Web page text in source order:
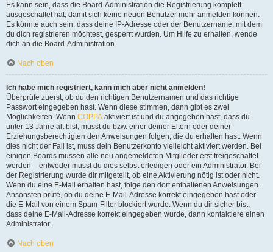
Es kann sein, dass die Board-Administration die Registrierung komplett
ausgeschaltet hat, damit sich keine neuen Benutzer mehr anmelden können.
Es könnte auch sein, dass deine IP-Adresse oder der Benutzername, mit dem
du dich registrieren möchtest, gesperrt wurden. Um Hilfe zu erhalten, wende
dich an die Board-Administration.
Nach oben
Ich habe mich registriert, kann mich aber nicht anmelden!
Überprüfe zuerst, ob du den richtigen Benutzernamen und das richtige
Passwort eingegeben hast. Wenn diese stimmen, dann gibt es zwei
Möglichkeiten. Wenn COPPA aktiviert ist und du angegeben hast, dass du
unter 13 Jahre alt bist, musst du bzw. einer deiner Eltern oder deiner
Erziehungsberechtigten den Anweisungen folgen, die du erhalten hast. Wenn
dies nicht der Fall ist, muss dein Benutzerkonto vielleicht aktiviert werden. Bei
einigen Boards müssen alle neu angemeldeten Mitglieder erst freigeschaltet
werden – entweder musst du dies selbst erledigen oder ein Administrator. Bei
der Registrierung wurde dir mitgeteilt, ob eine Aktivierung nötig ist oder nicht.
Wenn du eine E-Mail erhalten hast, folge den dort enthaltenen Anweisungen.
Ansonsten prüfe, ob du deine E-Mail-Adresse korrekt eingegeben hast oder
die E-Mail von einem Spam-Filter blockiert wurde. Wenn du dir sicher bist,
dass deine E-Mail-Adresse korrekt eingegeben wurde, dann kontaktiere einen
Administrator.
Nach oben